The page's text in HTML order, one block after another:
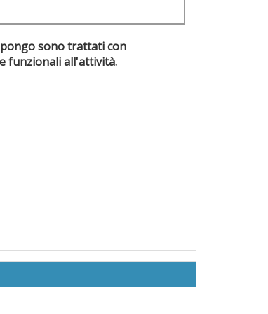
sono trattati con
leggi e funzionali all'attività.